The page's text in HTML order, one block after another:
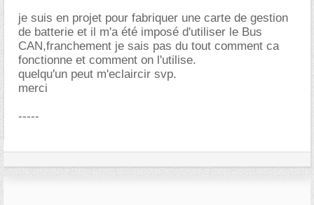
je suis en projet pour fabriquer une carte de gestion
de batterie et il m'a été imposé d'utiliser le Bus
CAN,franchement je sais pas du tout comment ca
fonctionne et comment on l'utilise.
quelqu'un peut m'eclaircir svp.
merci
-----